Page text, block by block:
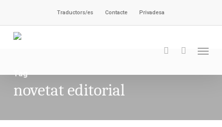
contingut
Traductors/es Contacte Privadesa
cerca
Tag
novetat editorial